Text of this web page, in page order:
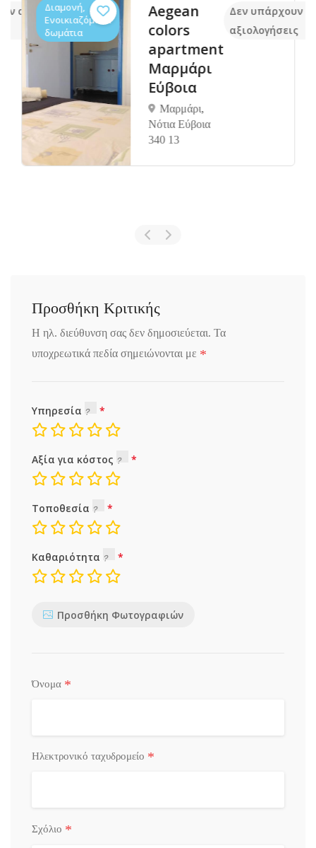
ακόμαΔιαμονή,
Ενοικιαζόμενα
δωμάτια
Aegean
colors
apartment
Μαρμάρι
Εύβοια
Μαρμάρι,
Νότια Εύβοια
340 13
Δεν υπάρχουν
αξιολογήσεις
Προσθήκη Κριτικής
Η ηλ. διεύθυνση σας δεν δημοσιεύεται. Τα
υποχρεωτικά πεδία σημειώνονται με *
Υπηρεσία
Αξία για κόστος
Τοποθεσία
Καθαριότητα
Προσθήκη Φωτογραφιών
Όνομα *
Ηλεκτρονικό ταχυδρομείο *
Σχόλιο *